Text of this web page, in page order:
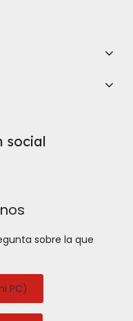
social
sobre la que
PC)